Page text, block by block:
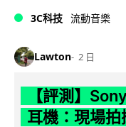
3C科技 流動音樂
Lawton 2 日
【評測】
耳機：現場